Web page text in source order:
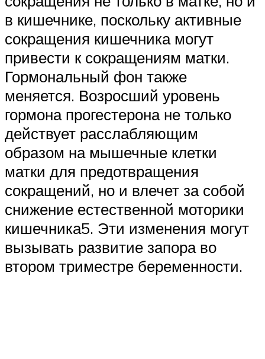
в кишечнике, поскольку активные
сокращения кишечника могут
привести к сокращениям матки.
Гормональный фон также
меняется. Возросший уровень
гормона прогестерона не только
действует расслабляющим
образом на мышечные клетки
матки для предотвращения
сокращений, но и влечет за собой
снижение естественной моторики
кишечника5. Эти изменения могут
вызывать развитие запора во
втором триместре беременности.